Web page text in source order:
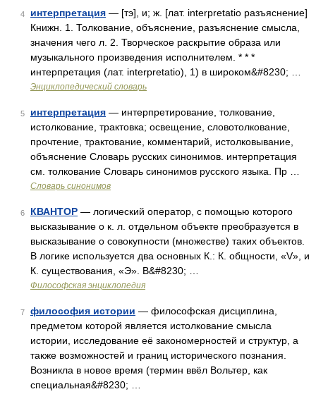
4 интерпретация — [тэ], и; ж. [лат. interpretatio разъяснение]
Книжн. 1. Толкование, объяснение, разъяснение смысла,
значения чего л. 2. Творческое раскрытие образа или
музыкального произведения исполнителем. * * *
интерпретация (лат. interpretatio), 1) в широком&#8230; …
Энциклопедический словарь
5 интерпретация — интерпретирование, толкование,
истолкование, трактовка; освещение, словотолкование,
прочтение, трактование, комментарий, истолковывание,
объяснение Словарь русских синонимов. интерпретация
см. толкование Словарь синонимов русского языка. Пр …
Словарь синонимов
6 КВАНТОР — логический оператор, с помощью которого
высказывание о к. л. отдельном объекте преобразуется в
высказывание о совокупности (множестве) таких объектов.
В логике используется два основных К.: К. общности, «V», и
К. существования, «Э». В&#8230; …
Философская энциклопедия
7 философия истории — философская дисциплина,
предметом которой является истолкование смысла
истории, исследование её закономерностей и структур, а
также возможностей и границ исторического познания.
Возникла в новое время (термин ввёл Вольтер, как
специальная&#8230; …